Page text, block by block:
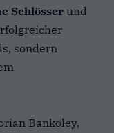
Schlösser und
sondern
Bankoley,